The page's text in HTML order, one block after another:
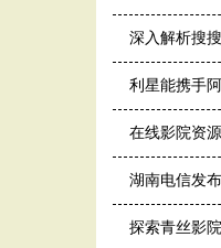
深入解析搜
利星能携手
在线影院资
湖南电信发
探索青丝影